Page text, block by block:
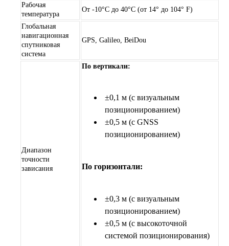
Рабочая
температура
От -10°C до 40°C (от 14° до 104° F)
Глобальная
навигационная
спутниковая
система
GPS, Galileo, BeiDou
Диапазон
точности
зависания
По вертикали:
±0,1 м (с визуальным
позиционированием)
±0,5 м (с GNSS
позиционированием)
По горизонтали:
±0,3 м (с визуальным
позиционированием)
±0,5 м (с высокоточной
системой позиционирования)